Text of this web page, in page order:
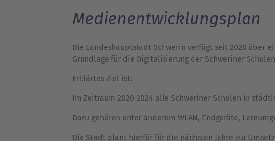
Medienentwicklungsplan
Die Landeshauptstadt Schwerin verfügt seit 2020 über
Grundlage für die Digitalisierung der Schweriner
Erklärtes Ziel ist:
Im Zeitraum 2020-2024 alle Schweriner Schulen in
Dazu gehören unter anderem WLAN, Endgeräte,
Die Stadt plant hierfür für die nächsten Jahre zur